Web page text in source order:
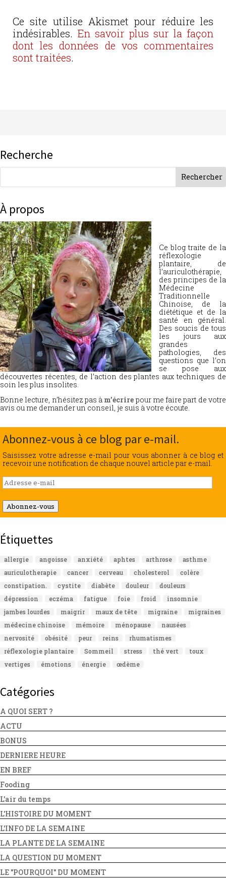
Ce site utilise Akismet pour réduire les
indésirables. En savoir plus sur la façon
dont les données de vos commentaires
sont traitées.
Recherche
À propos
Ce blog traite de la
réflexologie
plantaire, de
l’auriculothérapie,
des principes de la
Médecine
Traditionnelle
Chinoise, de la
diététique et de la
santé en général.
Des soucis de tous
les jours aux
grandes
pathologies, des
questions que l’on
se pose aux
découvertes récentes, de l’action des plantes aux techniques de
soin les plus insolites.
Bonne lecture, n’hésitez pas à m’écrire pour me faire part de votre
avis ou me demander un conseil, je suis à votre écoute.
Abonnez-vous à ce blog par e-mail.
Saisissez votre adresse e-mail pour vous abonner à ce blog et
recevoir une notification de chaque nouvel article par e-mail.
Adresse
e-
mail
Abonnez-vous
Étiquettes
allergie angoisse anxiété aphtes arthrose
asthme
auriculotherapie
cancer cerveau cholesterol
colère
constipation.
cystite diabète douleur
douleurs
dépression
eczéma fatigue foie froid
insomnie
jambes lourdes
maigrir maux de tête migraine
migraines
médecine chinoise
mémoire ménopause
nausées
nervosité
obésité peur reins
rhumatismes
réflexologie plantaire
Sommeil stress thé vert
toux
vertiges
émotions énergie œdème
Catégories
A QUOI SERT ?
ACTU
BONUS
DERNIERE HEURE
EN BREF
Fooding
L'air du temps
L'HISTOIRE DU MOMENT
L'INFO DE LA SEMAINE
LA PLANTE DE LA SEMAINE
LA QUESTION DU MOMENT
LE "POURQUOI" DU MOMENT